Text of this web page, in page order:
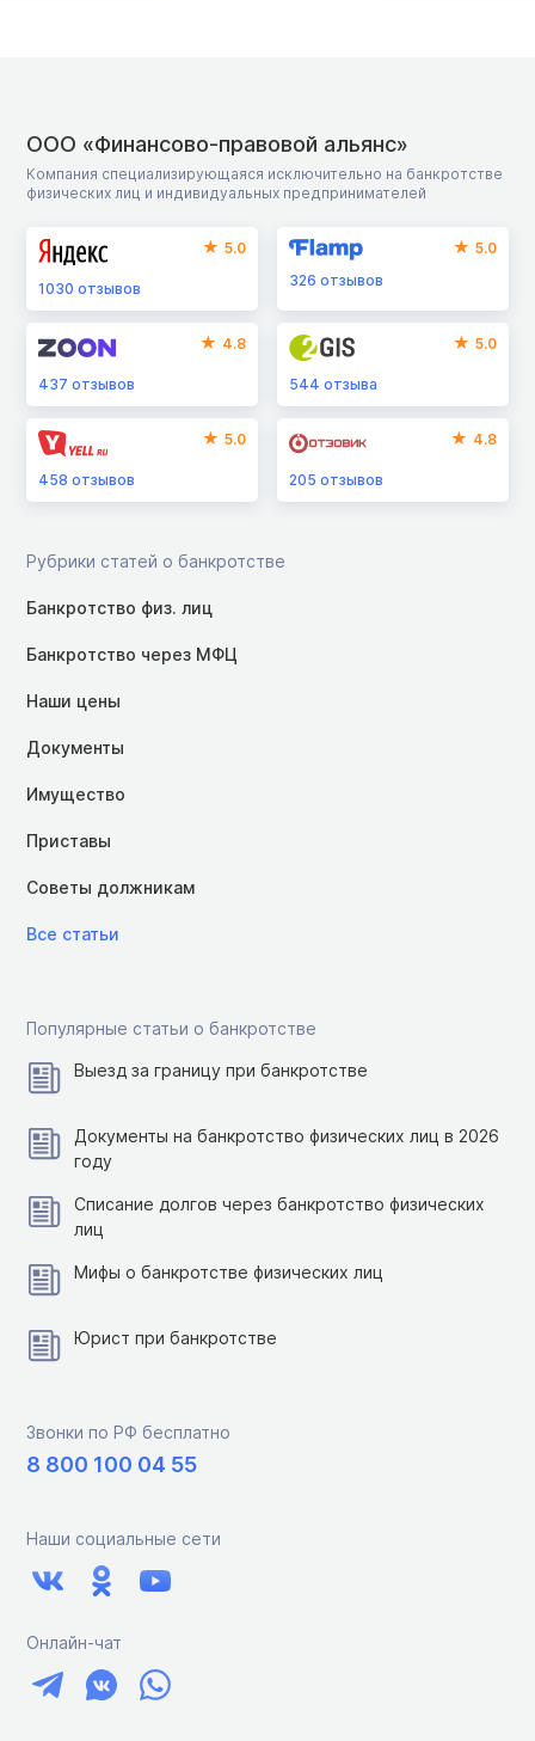
ООО «Финансово-правовой альянс»
Компания специализирующаяся исключительно на банкротстве
физических лиц и индивидуальных предпринимателей
5.0
1030 отзывов
5.0
326отзывов
4.8
437 отзывов
5.0
544отзыва
5.0
458 отзывов
4.8
205отзывов
Рубрики статей о банкротстве
Банкротство физ. лиц
Банкротство через МФЦ
Наши цены
Документы
Имущество
Приставы
Советы должникам
Все статьи
Популярные статьи о банкротстве
Выезд за границу при банкротстве
Документы на банкротство физических лиц в 2026
году
Списание долгов через банкротство физических
лиц
Мифы о банкротстве физических лиц
Юрист при банкротстве
Звонки по РФ бесплатно
8 800 100 04 55
Наши социальные сети
Онлайн-чат